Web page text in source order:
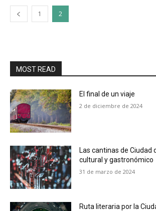
1 2
MOST READ
El final de un viaje
2 de diciembre de 2024
Las cantinas de Ciudad
cultural y gastronómico
31 de marzo de 2024
Ruta literaria por la